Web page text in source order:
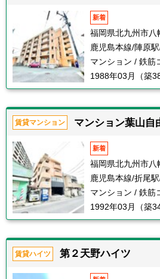
新着
福岡県北九州市八
鹿児島本線/陣原
マンション / 鉄筋
1988年03月（築38
賃貸マンション マンション葉山自
新着
福岡県北九州市八
鹿児島本線/折尾
マンション / 鉄筋
1992年03月（築34
賃貸ハイツ 第２天野ハイツ